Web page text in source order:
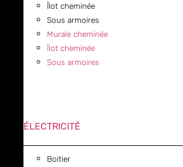
Îlot cheminée
Sous armoires
Murale cheminée
Îlot cheminée
Sous armoires
ÉLECTRICITÉ
Boitier